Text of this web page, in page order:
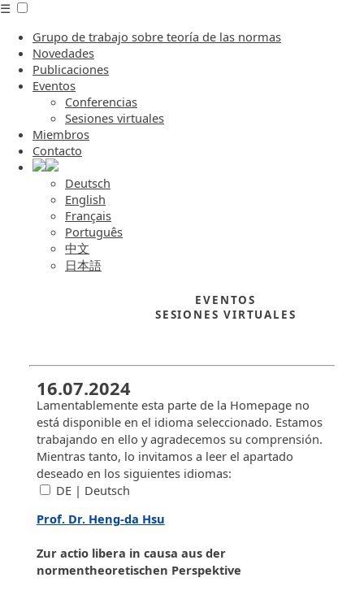
☰
Grupo de trabajo sobre teoría de las normas
Novedades
Publicaciones
Eventos
Conferencias
Sesiones virtuales
Miembros
Contacto
Deutsch
English
Français
Português
中文
日本語
EVENTOS
SESIONES VIRTUALES
16.07.2024
Lamentablemente esta parte de la Homepage no
está disponible en el idioma seleccionado. Estamos
trabajando en ello y agradecemos su comprensión.
Mientras tanto, lo invitamos a leer el apartado
deseado en los siguientes idiomas:
DE | Deutsch
Prof. Dr. Heng-da Hsu
Zur actio libera in causa aus der
normentheoretischen Perspektive